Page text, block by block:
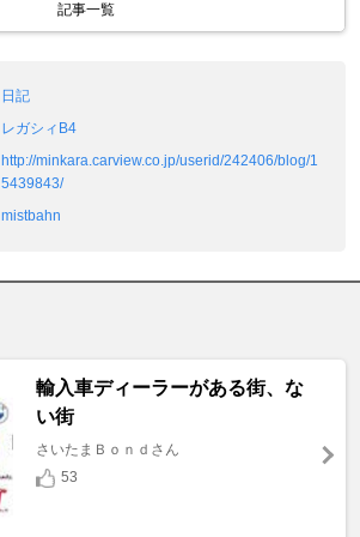
記事一覧
日記
レガシィB4
http://minkara.carview.co.jp/userid/242406/blog/1
5439843/
mistbahn
輸入車ディーラーがある街、な
い街
さいたまＢｏｎｄさん
53